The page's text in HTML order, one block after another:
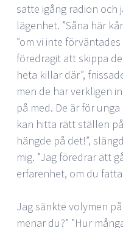
satte igång radion och
lägenhet. ”Såna här
”om vi inte
föredragit att skippa
heta killar där”,
men de har verkligen
på med. De är för
kan hitta rätt ställen
hängde på det!”,
mig. ”Jag föredrar att
erfarenhet, om du
Jag sänkte volymen
menar du?” ”Hur